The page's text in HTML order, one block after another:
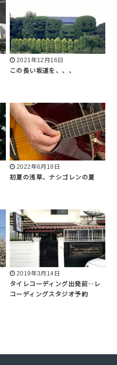
2021年12月16日
この長い坂道を、、、
2022年6月18日
初夏の浅草、ナシゴレンの夏
2019年3月14日
タイレコーディング出発前‥レ
コーディングスタジオ予約